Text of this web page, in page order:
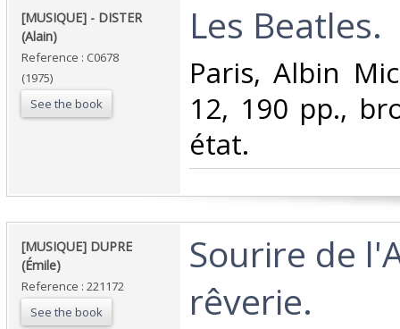
‎[MUSIQUE] - DISTER
(Alain)‎
Reference : C0678
(1975)
See the book
‎Les Beatles. ‎
‎Paris, Albin
12, 190 pp.,
état.‎
‎[MUSIQUE] DUPRE
(Émile)‎
Reference : 221172
See the book
‎Sourire de
rêverie.‎